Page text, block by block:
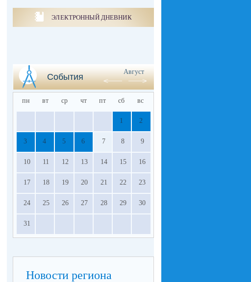
ЭЛЕКТРОННЫЙ ДНЕВНИК
События
Август
пн вт ср чт пт сб вс
1 2
3 4 5 6 7 8 9
10 11 12 13 14 15 16
17 18 19 20 21 22 23
24 25 26 27 28 29 30
31
Новости региона